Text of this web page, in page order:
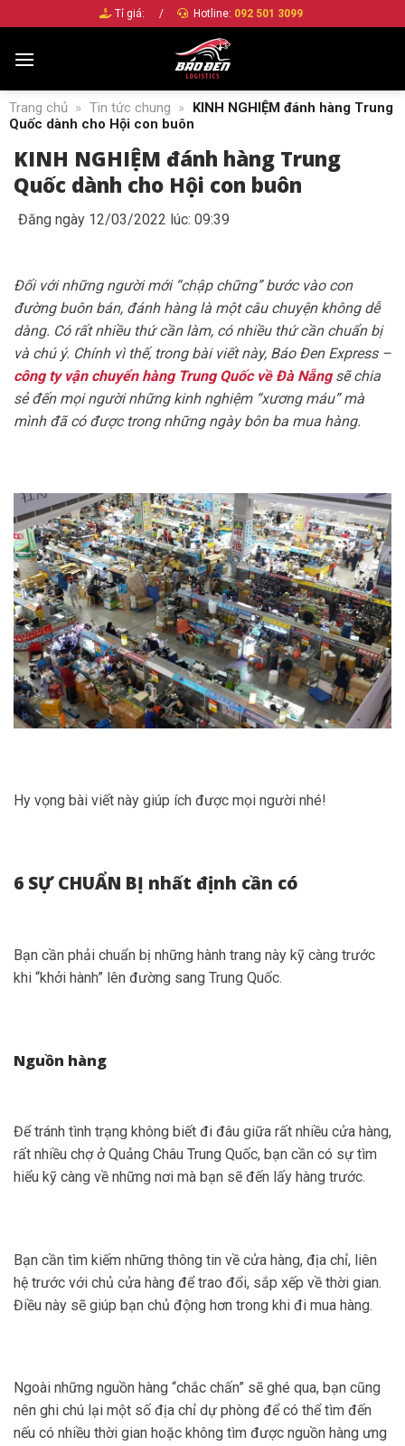
nội
Tỉ giá: / Hotline: 092 501 3099
Trang chủ » Tin tức chung »
KINH NGHIỆM đánh hàng Trung
Quốc dành cho Hội con buôn
KINH NGHIỆM đánh hàng Trung
Quốc dành cho Hội con buôn
Đăng ngày 12/03/2022 lúc: 09:39
Đối với những người mới “chập chững” bước vào con
đường buôn bán, đánh hàng là một câu chuyện không dễ
dàng. Có rất nhiều thứ cần làm, có nhiều thứ cần chuẩn bị
và chú ý. Chính vì thế, trong bài viết này, Báo Đen Express –
công ty vận chuyển hàng Trung Quốc về Đà Nẵngsẽ chia
sẻ đến mọi người những kinh nghiệm “xương máu” mà
mình đã có được trong những ngày bôn ba mua hàng.
Hy vọng bài viết này giúp ích được mọi người nhé!
6 SỰ CHUẨN BỊ nhất định cần có
Bạn cần phải chuẩn bị những hành trang này kỹ càng trước
khi “khởi hành” lên đường sang Trung Quốc.
Nguồn hàng
Để tránh tình trạng không biết đi đâu giữa rất nhiều cửa hàng,
rất nhiều chợ ở Quảng Châu Trung Quốc, bạn cần có sự tìm
hiểu kỹ càng về những nơi mà bạn sẽ đến lấy hàng trước.
Bạn cần tìm kiếm những thông tin về cửa hàng, địa chỉ, liên
hệ trước với chủ cửa hàng để trao đổi, sắp xếp về thời gian.
Điều này sẽ giúp bạn chủ động hơn trong khi đi mua hàng.
Ngoài những nguồn hàng “chắc chấn” sẽ ghé qua, bạn cũng
nên ghi chú lại một số địa chỉ dự phòng để có thể tìm đến
nếu có nhiều thời gian hoặc không tìm được nguồn hàng ưng